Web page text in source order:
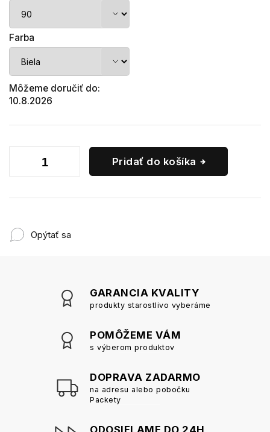
Farba
Môžeme doručiť do:
10.8.2026
Pridať do košíka
Opýtať sa
GARANCIA KVALITY
produkty starostlivo vyberáme
POMÔŽEME VÁM
s výberom produktov
DOPRAVA ZADARMO
na adresu alebo pobočku
Packety